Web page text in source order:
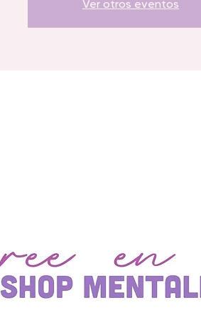
Ver otros eventos